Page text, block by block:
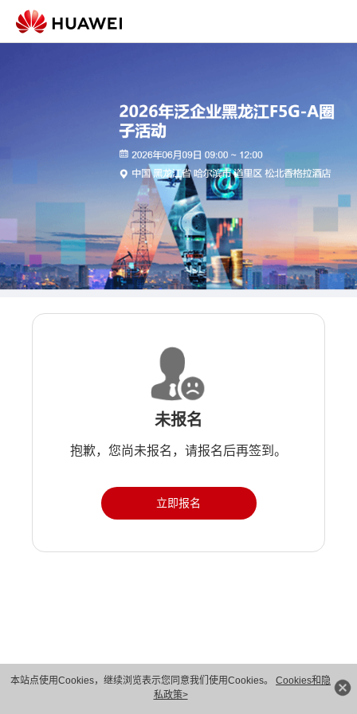
本站点使用Cookies，继续浏览表示您同意我们使用Cookies。 Cookies和隐
私政策>
未报名
抱歉，您尚未报名，请报名后再签到。
立即报名
版权所有 © 华为技术有限公司 1998-2026。 保留一切权利。粤A2-20044005号
隐私保护
法律声明